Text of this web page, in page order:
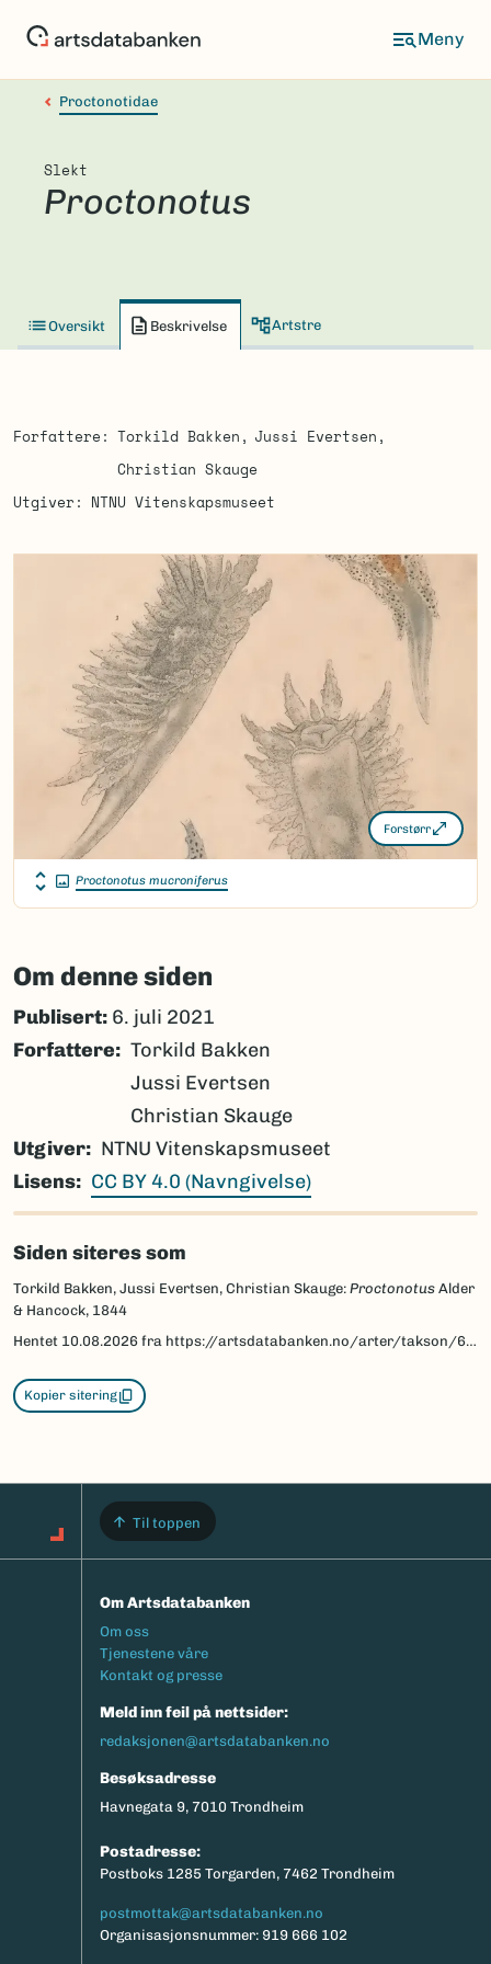
Proctonotidae
Slekt
Proctonotus
Oversikt Beskrivelse Artstre
Forfattere Torkild Bakken
Jussi Evertsen
Christian Skauge
Utgiver
NTNU Vitenskapsmuseet
Forstørr
Proctonotus mucroniferus
Om denne siden
Publisert: 6. juli 2021
Forfattere
Torkild Bakken
Jussi Evertsen
Christian Skauge
Utgiver
NTNU Vitenskapsmuseet
Lisens
CC BY 4.0 (Navngivelse)
Siden siteres som
Torkild Bakken, Jussi Evertsen, Christian Skauge: Proctonotus Alder
& Hancock, 1844
Hentet 10.08.2026 fra https://artsdatabanken.no/arter/takson/67987/beskrivelse
Kopier sitering
Til toppen
Om Artsdatabanken
Footermeny
Om oss
Tjenestene våre
Kontakt og presse
Meld inn feil på nettsider:
redaksjonen@artsdatabanken.no
Besøksadresse
Havnegata 9, 7010 Trondheim
Postadresse:
Postboks 1285 Torgarden, 7462 Trondheim
postmottak@artsdatabanken.no
Organisasjonsnummer: 919 666 102